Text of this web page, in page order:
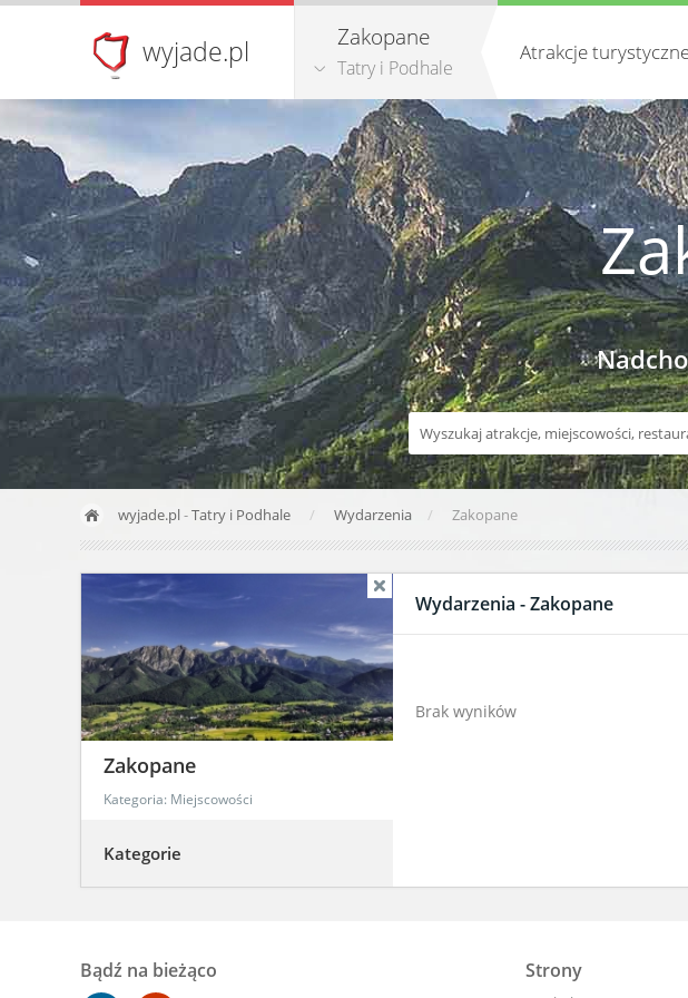
wyjade.pl Zakopane
Tatry i Podhale
Atrakcje
wyjade.pl-Tatry i Podhale Wydarzenia Zakopane
Zakopane
Kategoria: Miejscowości
Kategorie
Wydarzenia - Zakopane
Brak wyników
Bądź na bieżąco Strony